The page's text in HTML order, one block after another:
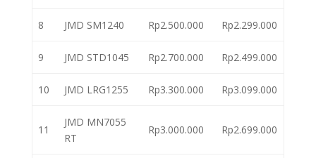
8 JMD SM1240 Rp2.500.000 Rp2.299.000
9 JMD STD1045 Rp2.700.000 Rp2.499.000
10 JMD LRG1255 Rp3.300.000 Rp3.099.000
11
JMD MN7055
RT
Rp3.000.000 Rp2.699.000